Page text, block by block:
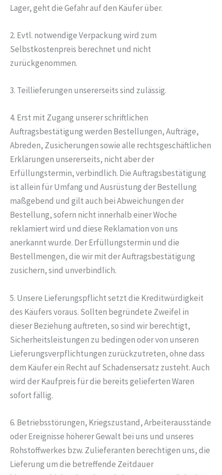
Lager, geht die Gefahr auf den Käufer über.
2. Evtl. notwendige Verpackung wird zum
Selbstkostenpreis berechnet und nicht
zurückgenommen.
3. Teillieferungen unsererseits sind zulässig.
4. Erst mit Zugang unserer schriftlichen
Auftragsbestätigung werden Bestellungen, Aufträge,
Abreden, Zusicherungen sowie alle rechtsgeschäftlichen
Erklärungen unsererseits, nicht aber der
Erfüllungstermin, verbindlich. Die Auftragsbestätigung
ist allein für Umfang und Ausrüstung der Bestellung
maßgebend und gilt auch bei Abweichungen der
Bestellung, sofern nicht innerhalb einer Woche
reklamiert wird und diese Reklamation von uns
anerkannt wurde. Der Erfüllungstermin und die
Bestellmengen, die wir mit der Auftragsbestätigung
zusichern, sind unverbindlich.
5. Unsere Lieferungspflicht setzt die Kreditwürdigkeit
des Käufers voraus. Sollten begründete Zweifel in
dieser Beziehung auftreten, so sind wir berechtigt,
Sicherheitsleistungen zu bedingen oder von unseren
Lieferungsverpflichtungen zurückzutreten, ohne dass
dem Käufer ein Recht auf Schadensersatz zusteht. Auch
wird der Kaufpreis für die bereits gelieferten Waren
sofort fällig.
6. Betriebsstörungen, Kriegszustand, Arbeiterausstände
oder Ereignisse höherer Gewalt bei uns und unseres
Rohstoffwerkes bzw. Zulieferanten berechtigen uns, die
Lieferung um die betreffende Zeitdauer